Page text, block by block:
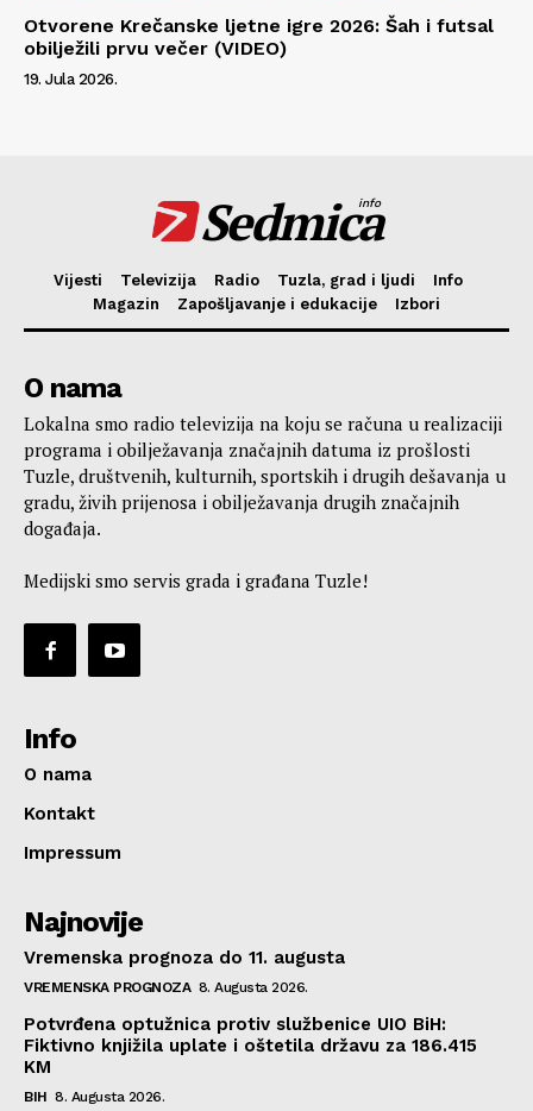
Otvorene Krečanske ljetne igre 2026: Šah i futsal
obilježili prvu večer (VIDEO)
19. Jula 2026.
Sedmica
info
Vijesti Televizija Radio Tuzla, grad i ljudi
Info
Magazin
Zapošljavanje i edukacije Izbori
O nama
Lokalna smo radio televizija na koju se računa u realizaciji
programa i obilježavanja značajnih datuma iz prošlosti
Tuzle, društvenih, kulturnih, sportskih i drugih dešavanja u
gradu, živih prijenosa i obilježavanja drugih značajnih
događaja.
Medijski smo servis grada i građana Tuzle!
Info
O nama
Kontakt
Impressum
Najnovije
Vremenska prognoza do 11. augusta
VREMENSKA PROGNOZA 8. Augusta 2026.
Potvrđena optužnica protiv službenice UIO BiH:
Fiktivno knjižila uplate i oštetila državu za 186.415
KM
BIH 8. Augusta 2026.